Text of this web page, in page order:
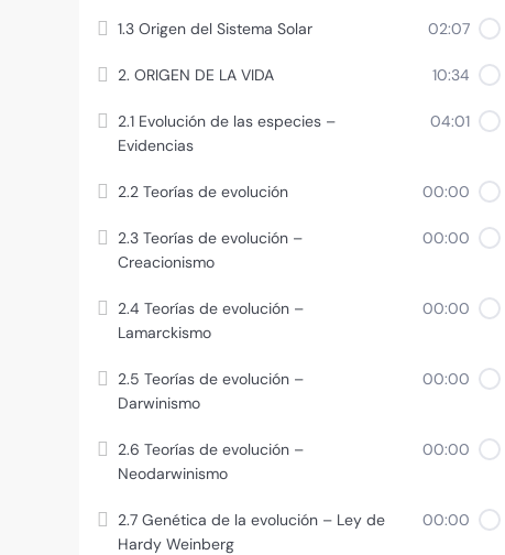
1.3 Origen del Sistema Solar 02:07
2. ORIGEN DE LA VIDA 10:34
2.1 Evolución de las especies –
Evidencias
04:01
2.2 Teorías de evolución 00:00
2.3 Teorías de evolución –
Creacionismo
00:00
2.4 Teorías de evolución –
Lamarckismo
00:00
2.5 Teorías de evolución –
Darwinismo
00:00
2.6 Teorías de evolución –
Neodarwinismo
00:00
2.7 Genética de la evolución – Ley de
Hardy Weinberg
00:00